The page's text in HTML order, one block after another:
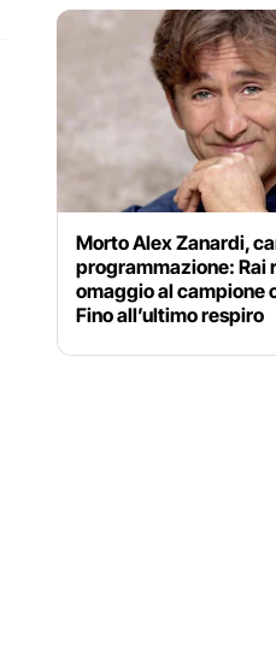
Morto Alex Zanardi,
programmazione: Rai
omaggio al campione
Fino all’ultimo respiro